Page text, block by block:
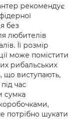
рекомендує
без
любителів
Її розмір
може помістити
рибальських
що виступають,
час
сумка
потрібно шукати